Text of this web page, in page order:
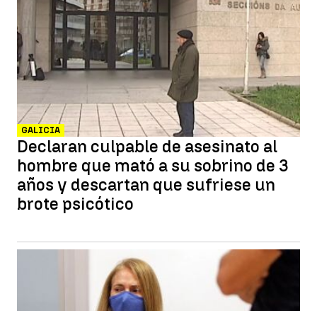
GALICIA
Declaran culpable de asesinato al
hombre que mató a su sobrino de 3
años y descartan que sufriese un
brote psicótico